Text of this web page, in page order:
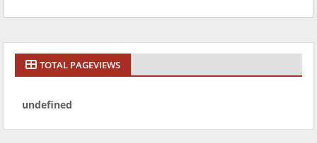
TOTAL PAGEVIEWS
undefned